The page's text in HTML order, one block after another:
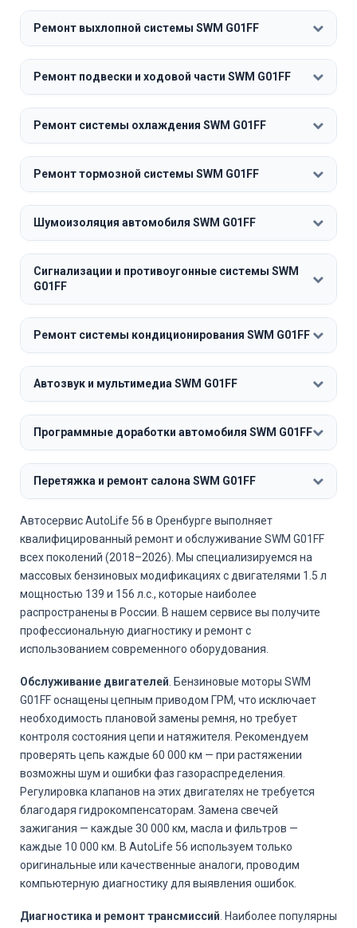
Ремонт выхлопной системы SWM G01FF
Ремонт подвески и ходовой части SWM G01FF
Ремонт системы охлаждения SWM G01FF
Ремонт тормозной системы SWM G01FF
Шумоизоляция автомобиля SWM G01FF
Сигнализации и противоугонные системы SWM
G01FF
Ремонт системы кондиционирования SWM G01FF
Автозвук и мультимедиа SWM G01FF
Программные доработки автомобиля SWM G01FF
Перетяжка и ремонт салона SWM G01FF
Автосервис AutoLife 56 в Оренбурге выполняет
квалифицированный ремонт и обслуживание SWM G01FF
всех поколений (2018–2026). Мы специализируемся на
массовых бензиновых модификациях с двигателями 1.5 л
мощностью 139 и 156 л.с., которые наиболее
распространены в России. В нашем сервисе вы получите
профессиональную диагностику и ремонт с
использованием современного оборудования.
Обслуживание двигателей . Бензиновые моторы SWM
G01FF оснащены цепным приводом ГРМ, что исключает
необходимость плановой замены ремня, но требует
контроля состояния цепи и натяжителя. Рекомендуем
проверять цепь каждые 60 000 км — при растяжении
возможны шум и ошибки фаз газораспределения.
Регулировка клапанов на этих двигателях не требуется
благодаря гидрокомпенсаторам. Замена свечей
зажигания — каждые 30 000 км, масла и фильтров —
каждые 10 000 км. В AutoLife 56 используем только
оригинальные или качественные аналоги, проводим
компьютерную диагностику для выявления ошибок.
Диагностика и ремонт трансмиссий . Наиболее популярны